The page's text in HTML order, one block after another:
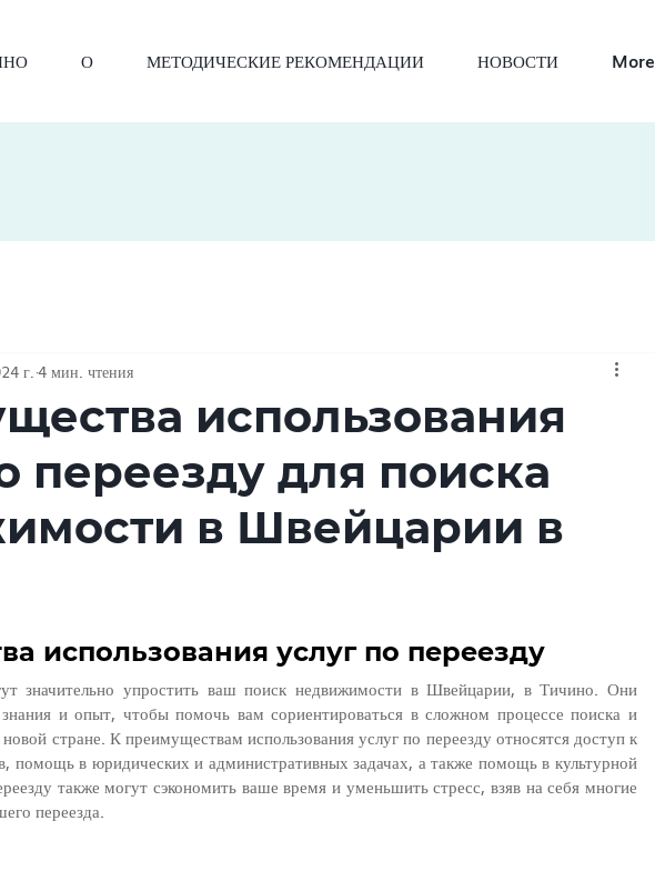
О МЕТОДИЧЕСКИЕ РЕКОМЕНДАЦИИ НОВОСТИ More
использования
переезду для поиска
в Швейцарии в
г. 4 мин. чтения
использования услуг по переезду
значительно упростить ваш поиск недвижимости в Швейцарии, в Тичино. Они
и опыт, чтобы помочь вам сориентироваться в сложном процессе поиска и
стране. К преимуществам использования услуг по переезду относятся доступ к
помощь в юридических и административных задачах, а также помощь в культурной
также могут сэкономить ваше время и уменьшить стресс, взяв на себя многие
переезда.